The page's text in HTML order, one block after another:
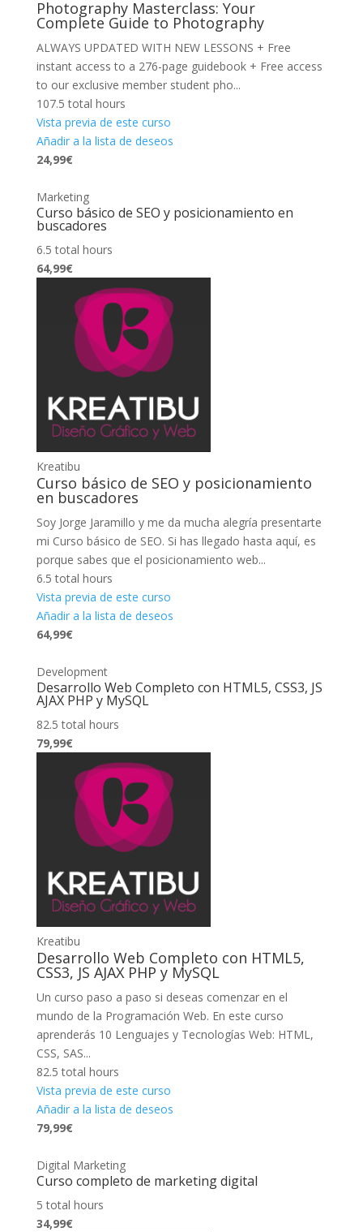
Photography Masterclass: Your
Complete Guide to Photography
ALWAYS UPDATED WITH NEW LESSONS + Free
instant access to a 276-page guidebook + Free access
to our exclusive member student pho...
107.5 total hours
Vista previa de este curso
Añadir a la lista de deseos
24,99€
Marketing
Curso básico de SEO y posicionamiento en
buscadores
6.5 total hours
64,99€
Kreatibu
Curso básico de SEO y posicionamiento
en buscadores
Soy Jorge Jaramillo y me da mucha alegría presentarte
mi Curso básico de SEO. Si has llegado hasta aquí, es
porque sabes que el posicionamiento web...
6.5 total hours
Vista previa de este curso
Añadir a la lista de deseos
64,99€
Development
Desarrollo Web Completo con HTML5, CSS3, JS
AJAX PHP y MySQL
82.5 total hours
79,99€
Kreatibu
Desarrollo Web Completo con HTML5,
CSS3, JS AJAX PHP y MySQL
Un curso paso a paso si deseas comenzar en el
mundo de la Programación Web. En este curso
aprenderás 10 Lenguajes y Tecnologías Web: HTML,
CSS, SAS...
82.5 total hours
Vista previa de este curso
Añadir a la lista de deseos
79,99€
Digital Marketing
Curso completo de marketing digital
5 total hours
34,99€